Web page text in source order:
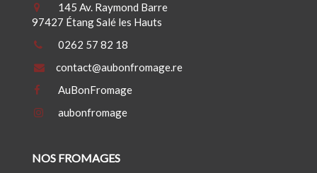
145 Av. Raymond Barre
97427 Étang Salé les Hauts
0262 57 82 18
contact@aubonfromage.re
AuBonFromage
aubonfromage
NOS FROMAGES